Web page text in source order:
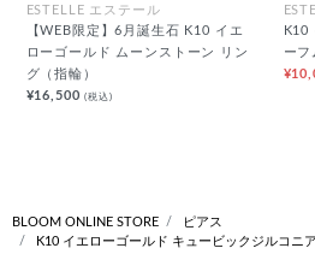
ESTELLE エステール
【WEB限定】6月誕生石 K10 イエ
ローゴールド ムーンストーン リン
グ（指輪）
¥16,500(税込)
K10
ーフ
BLOOM ONLINE STORE
ピアス
K10 イエローゴールド キュービックジルコニ